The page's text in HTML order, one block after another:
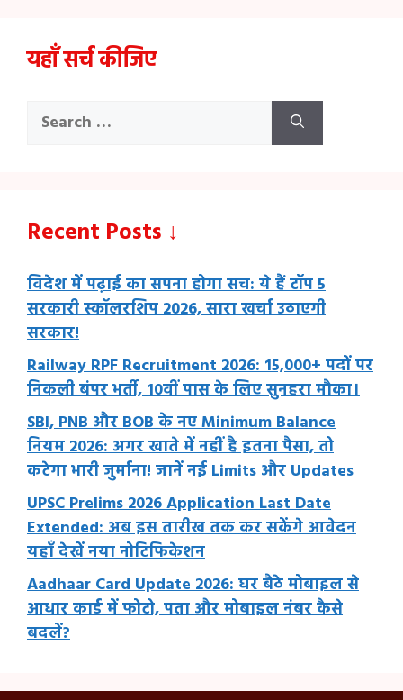
यहाँ सर्च कीजिए
Search
Recent Posts ↓
विदेश में पढ़ाई का सपना होगा सच: ये हैं टॉप 5
सरकारी स्कॉलरशिप 2026, सारा खर्चा उठाएगी
सरकार!
Railway RPF Recruitment 2026: 15,000+ पदों पर
निकली बंपर भर्ती, 10वीं पास के लिए सुनहरा मौका।
SBI, PNB और BOB के नए Minimum Balance
नियम 2026: अगर खाते में नहीं है इतना पैसा, तो
कटेगा भारी जुर्माना! जानें नई Limits और Updates
UPSC Prelims 2026 Application Last Date
Extended: अब इस तारीख तक कर सकेंगे आवेदन
यहाँ देखें नया नोटिफिकेशन
Aadhaar Card Update 2026: घर बैठे मोबाइल से
आधार कार्ड में फोटो, पता और मोबाइल नंबर कैसे
बदलें?